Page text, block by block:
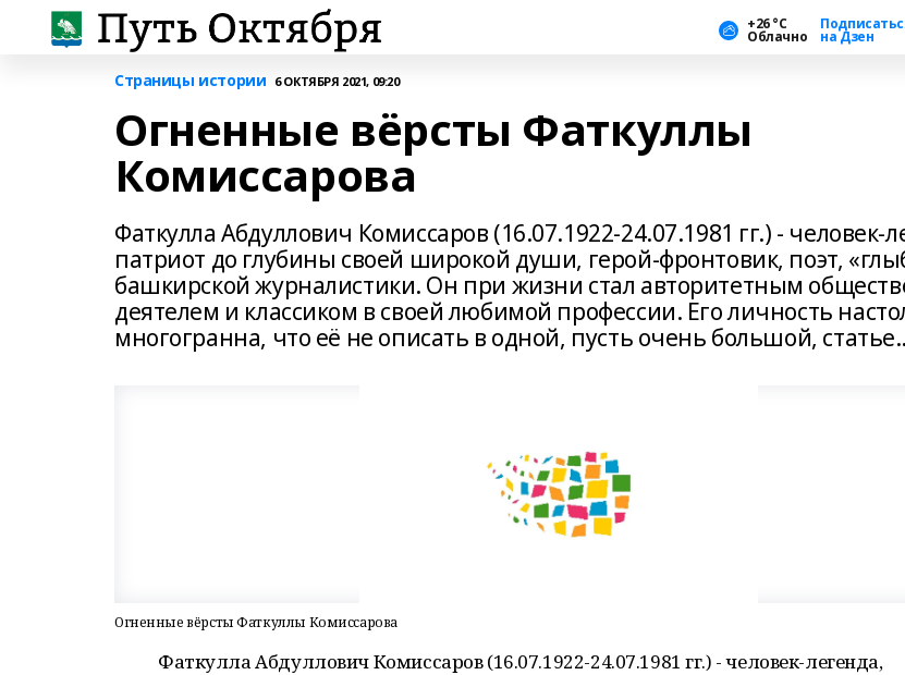
+26 °С
Облачно на Дзен
Страницы истории 6 ОКТЯБРЯ 2021, 09:20
Огненные вёрсты Фаткуллы
Комиссарова
Фаткулла Абдуллович Комиссаров (16.07.1922-24.07.1981 гг.) - человек-
патриот до глубины своей широкой души, герой-фронтовик, поэт,
башкирской журналистики. Он при жизни стал авторитетным
деятелем и классиком в своей любимой профессии. Его личность
многогранна, что её не описать в одной, пусть очень большой,
Огненные вёрсты Фаткуллы Комиссарова
Фаткулла Абдуллович Комиссаров (16.07.1922-24.07.1981 гг.) - человек-легенда,